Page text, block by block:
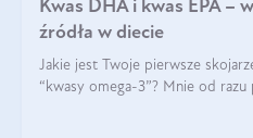
Kwas DHA i kwas EPA –
źródła w diecie
Jakie jest Twoje pierwsze
“kwasy omega-3”? Mnie od